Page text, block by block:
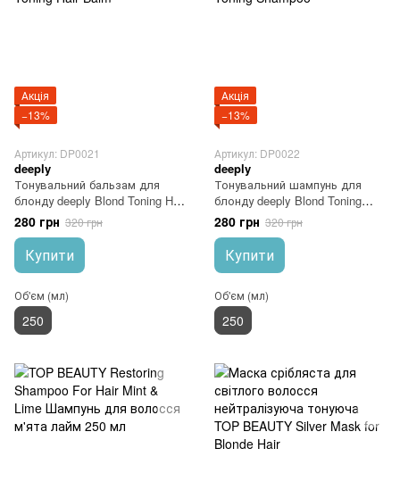
Акція
−13%
Артикул: DP0021
deeply
Тонувальний бальзам для
блонду deeply Blond Toning Hair
Balm
280 грн 320 грн
Купити
Об'єм (мл)
250
Акція
−13%
Артикул: DP0022
deeply
Тонувальний шампунь для
блонду deeply Blond Toning
Shampoo
280 грн 320 грн
Купити
Об'єм (мл)
250